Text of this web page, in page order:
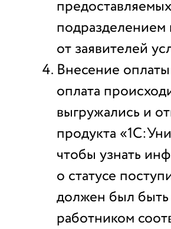
подразделением
от заявителей
Внесение
оплата
выгружались и
продукта
чтобы узнать
о статусе
должен был
работником